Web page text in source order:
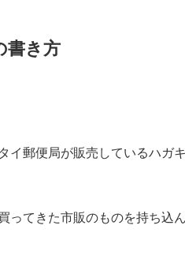
書き方
イ郵便局が販売しているハガ
ってきた市販のものを持ち込